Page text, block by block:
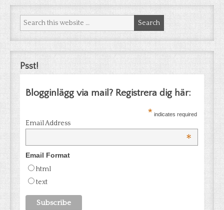
Psst!
Blogginlägg via mail? Registrera dig här:
* indicates required
Email Address
*
Email Format
html
text